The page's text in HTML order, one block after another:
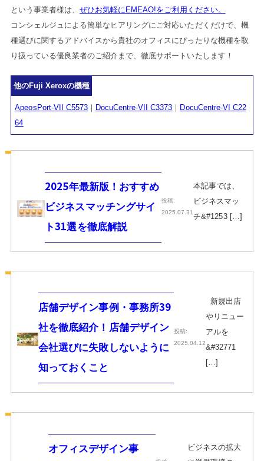
という事業者様は、ぜひお気軽にEMEAO!をご利用ください。
コンシェルジュによる簡単なヒアリングにご対応いただくだけで、機
種選びに関するアドバイスから貴社のオフィスにぴったりな機種を取
り扱っている優良業者のご紹介まで、徹底サポートいたします！
他のFuji Xeroxの機種
ApeosPort-VII C5573｜ DocuCentre-VII C3373 ｜ DocuCentre-VI C22
64
2025年最新版！おすすめ
ビジネスマッチングサイ
ト31選を徹底解説
投稿:
2025.07.31
本記事では、
ビジネスマッ
チ&#1253 […]
店舗デザイン事例・事務所39
社を徹底紹介！店舗デザイン
会社選びに失敗しないように
知っておくこと
投稿:
2025.04.12
新規出店
やリニュー
アルを
&#32771
[…]
オフィスデザイン事
ビジネスの拡大